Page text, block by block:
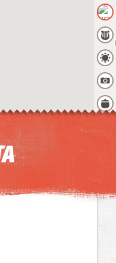
σε πνευματικά δικαιώματα Όροι